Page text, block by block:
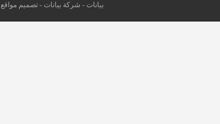
بيانات - شركة بيانات -تصميم مواقع